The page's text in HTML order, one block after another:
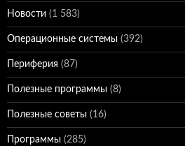
Новости (1 583)
Операционные системы (392)
Периферия (87)
Полезные программы (8)
Полезные советы (16)
Программы (285)